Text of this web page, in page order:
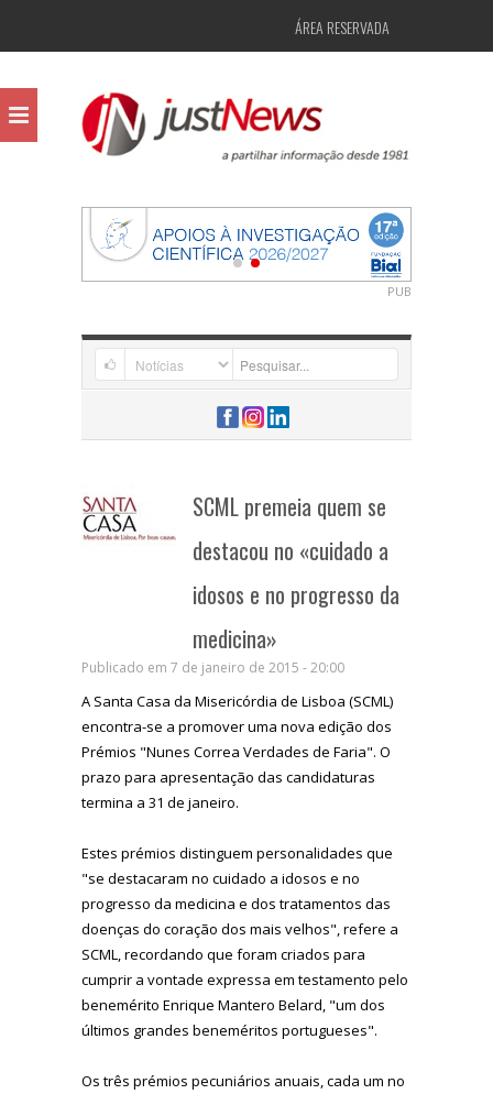
ÁREA RESERVADA
PUB
SCML premeia quem se
destacou no «cuidado a
idosos e no progresso da
medicina»
Publicado em 7 de janeiro de 2015 - 20:00
A Santa Casa da Misericórdia de Lisboa (SCML)
encontra-se a promover uma nova edição dos
Prémios "Nunes Correa Verdades de Faria". O
prazo para apresentação das candidaturas
termina a 31 de janeiro.
Estes prémios distinguem personalidades que
"se destacaram no cuidado a idosos e no
progresso da medicina e dos tratamentos das
doenças do coração dos mais velhos", refere a
SCML, recordando que foram criados para
cumprir a vontade expressa em testamento pelo
benemérito Enrique Mantero Belard, "um dos
últimos grandes beneméritos portugueses".
Os três prémios pecuniários anuais, cada um no